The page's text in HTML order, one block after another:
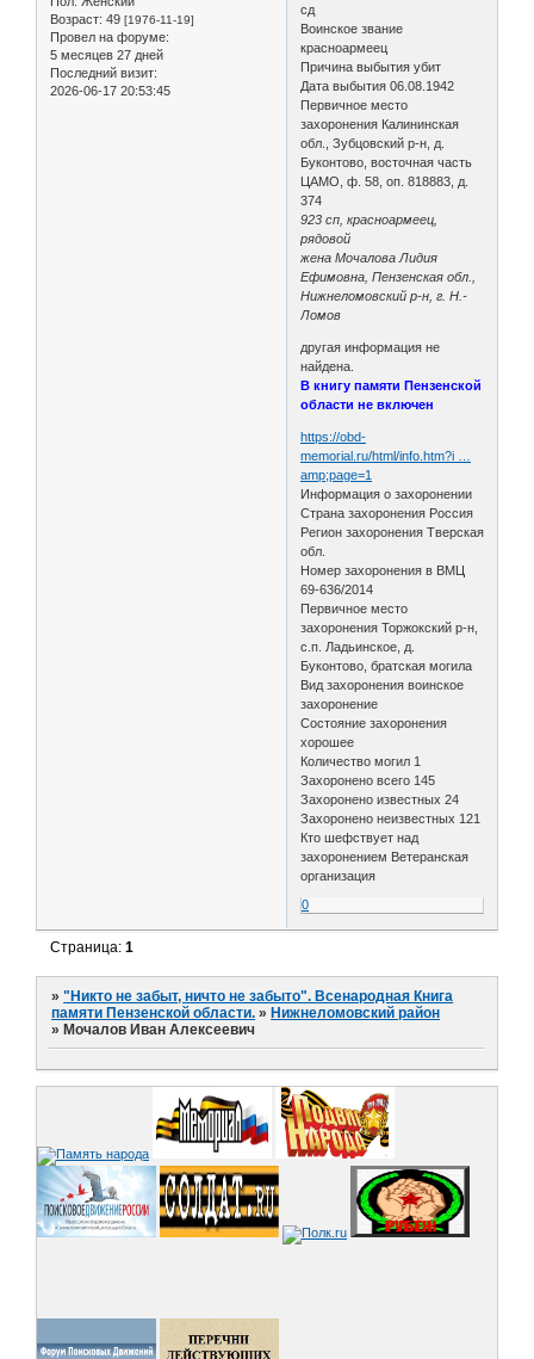
Возраст: 49 [1976-11-19]
Провел на форуме:
5 месяцев 27 дней
Последний визит:
2026-06-17 20:53:45
сд
Воинское звание
красноармеец
Причина выбытия убит
Дата выбытия 06.08.1942
Первичное место
захоронения Калининская
обл., Зубцовский р-н, д.
Буконтово, восточная часть
ЦАМО, ф. 58, оп. 818883, д.
374
923 сп, красноармеец,
рядовой
жена Мочалова Лидия
Ефимовна, Пензенская обл.,
Нижнеломовский р-н, г. Н.-
Ломов
другая информация не
найдена.
В книгу памяти Пензенской
области не включен
https://obd-
memorial.ru/html/info.htm?i …
amp;page=1
Информация о захоронении
Страна захоронения Россия
Регион захоронения Тверская
обл.
Номер захоронения в ВМЦ
69-636/2014
Первичное место
захоронения Торжокский р-н,
с.п. Ладьинское, д.
Буконтово, братская могила
Вид захоронения воинское
захоронение
Состояние захоронения
хорошее
Количество могил 1
Захоронено всего 145
Захоронено известных 24
Захоронено неизвестных 121
Кто шефствует над
захоронением Ветеранская
организация
0
Страница:1
»"Никто не забыт, ничто не забыто". Всенародная Книга
памяти Пензенской области. » Нижнеломовский район
» Мочалов Иван Алексеевич